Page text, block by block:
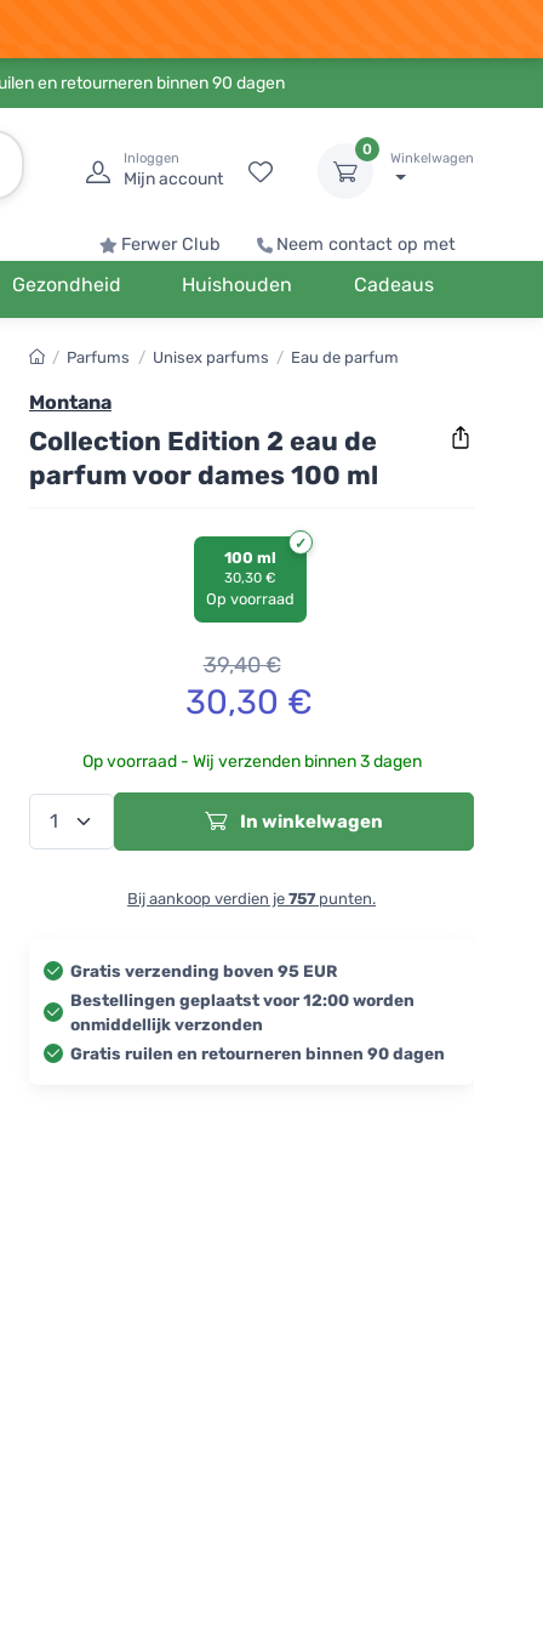
en retourneren binnen 90 dagen
Inloggen
Mijn account
0
Winkelwagen
Ferwer Club Neem contact op met
Gezondheid Huishouden Cadeaus
/ Parfums / Unisex parfums / Eau de parfum
Montana
Collection Edition 2 eau de
parfum voor dames 100 ml
100 ml
30,30 €
Op voorraad
39,40€
30,30 €
Op voorraad - Wij verzenden binnen 3 dagen
In winkelwagen
Bij aankoop verdien je 757 punten.
Gratis verzending boven 95 EUR
Bestellingen geplaatst voor 12:00 worden
onmiddellijk verzonden
Gratis ruilen en retourneren binnen 90 dagen